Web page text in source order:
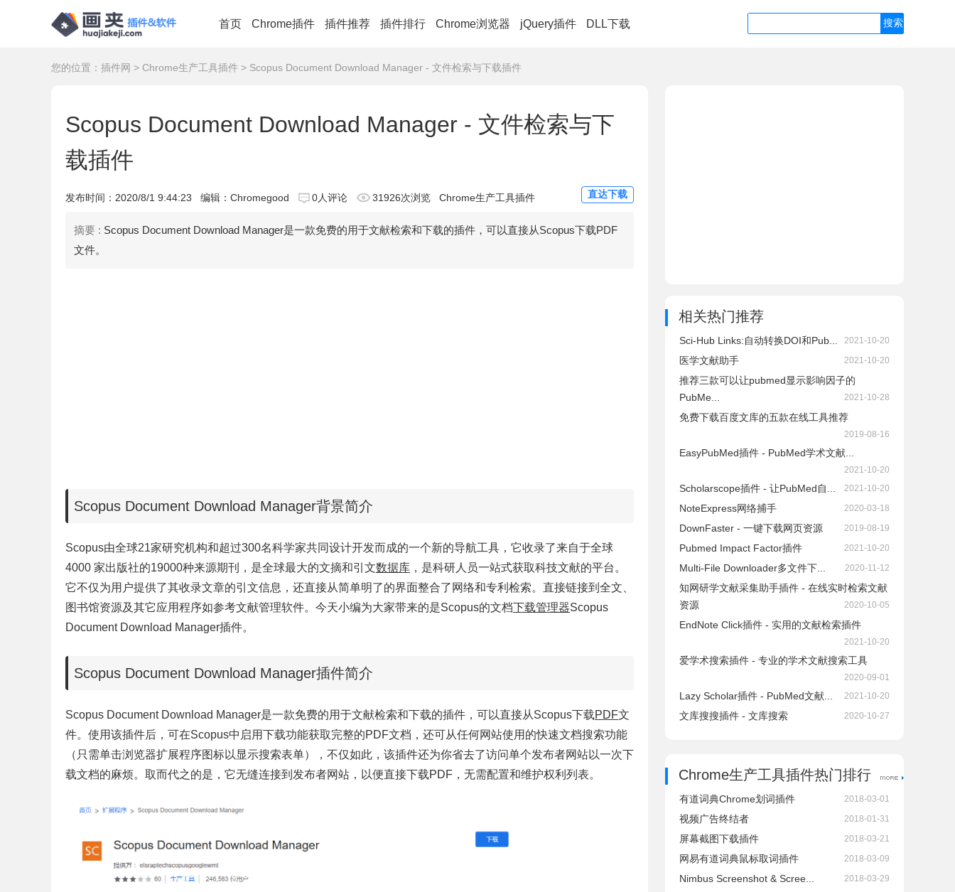
首页 Chrome插件 插件推荐 插件排行 Chrome浏览器 jQuery插件 DLL下载
您的位置： 插件网 > Chrome生产工具插件 > Scopus Document Download Manager - 文件检索与下载插件
Scopus Document Download Manager - 文件检索与下
载插件
发布时间： 2020/8/1 9:44:23 编辑：Chromegood 0人评论 31926次浏览 Chrome生产工具插件 直达下载
摘要 : Scopus Document Download Manager是一款免费的用于文献检索和下载的插件​，可以直接从Scopus下载PDF
文件。
Scopus Document Download Manager背景简介
Scopus由全球21家研究机构和超过300名科学家共同设计开发而成的一个新的导航工具，它收录了来自于全球
4000 家出版社的19000种来源期刊，是全球最大的文摘和引文数据库 ，是科研人员一站式获取科技文献的平台。
它不仅为用户提供了其收录文章的引文信息，还直接从简单明了的界面整合了网络和专利检索。直接链接到全文、
图书馆资源及其它应用程序如参考文献管理软件。今天小编为大家带来的是Scopus的文档下载管理器Scopus
Document Download Manager插件。
Scopus Document Download Manager插件简介
Scopus Document Download Manager是一款免费的用于文献检索和下载的插件，可以直接从Scopus下载PDF文
件。使用该插件后，可在Scopus中启用下载功能获取完整的PDF文档，还可从任何网站使用的快速文档搜索功能
（只需单击浏览器扩展程序图标以显示搜索表单），不仅如此，该插件还为你省去了访问单个发布者网站以一次下
载文档的麻烦。取而代之的是，它无缝连接到发布者网站，以便直接下载PDF，无需配置和维护权利列表。
相关热门推荐
Sci-Hub Links:自动转换DOI和Pub... 2021-10-20
医学文献助手 2021-10-20
推荐三款可以让pubmed显示影响因子的
PubMe...
2021-10-28
免费下载百度文库的五款在线工具推荐
2019-08-16
EasyPubMed插件 - PubMed学术文献...
2021-10-20
Scholarscope插件 - 让PubMed自... 2021-10-20
NoteExpress网络捕手 2020-03-18
DownFaster - 一键下载网页资源 2019-08-19
Pubmed Impact Factor插件 2021-10-20
Multi-File Downloader多文件下... 2020-11-12
知网研学文献采集助手插件 - 在线实时检索文献
资源
2020-10-05
EndNote Click插件 - 实用的文献检索插件
2021-10-20
爱学术搜索插件 - 专业的学术文献搜索工具
2020-09-01
Lazy Scholar插件 - PubMed文献... 2021-10-20
文库搜搜插件 - 文库搜索 2020-10-27
Chrome生产工具插件热门排行
有道词典Chrome划词插件 2018-03-01
视频广告终结者 2018-01-31
屏幕截图下载插件 2018-03-21
网易有道词典鼠标取词插件 2018-03-09
Nimbus Screenshot & Scree... 2018-03-29